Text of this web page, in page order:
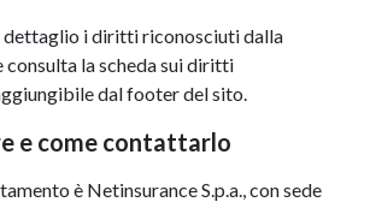
dettaglio i diritti riconosciuti dalla
la scheda sui diritti
dal footer del sito.
e come contattarlo
è Netinsurance S.p.a., con sede